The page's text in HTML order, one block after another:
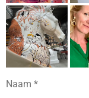
Naam *